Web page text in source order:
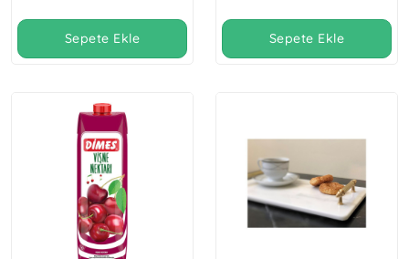
Sepete Ekle Sepete Ekle